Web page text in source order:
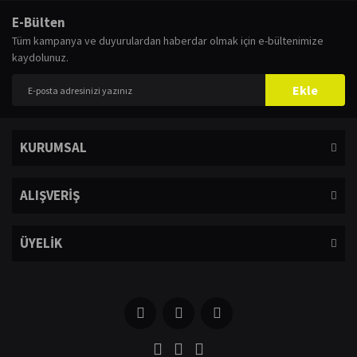
E-Bülten
Tüm kampanya ve duyurulardan haberdar olmak için e-bültenimize
kaydolunuz.
Ekle
KURUMSAL
ALIŞVERİŞ
ÜYELİK